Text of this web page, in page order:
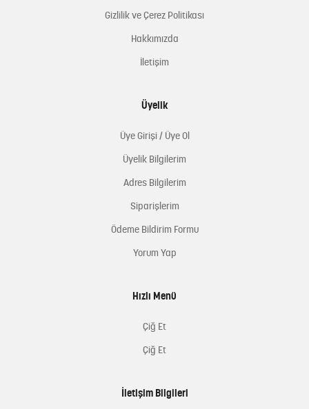
Gizlilik ve Çerez Politikası
Hakkımızda
İletişim
Üyelik
Üye Girişi / Üye Ol
Üyelik Bilgilerim
Adres Bilgilerim
Siparişlerim
Ödeme Bildirim Formu
Yorum Yap
Hızlı Menü
Çiğ Et
Çiğ Et
İletişim Bilgileri